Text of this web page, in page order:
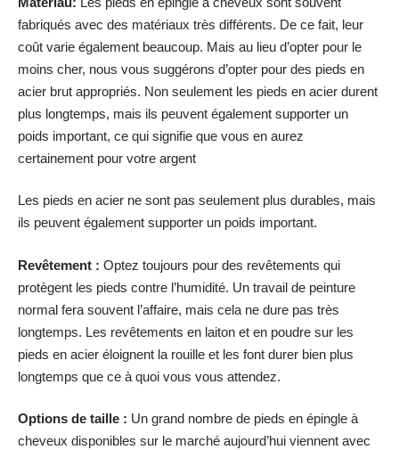
fabriqués avec des matériaux très différents. De ce fait, leur
coût varie également beaucoup. Mais au lieu d’opter pour le
moins cher, nous vous suggérons d’opter pour des pieds en
acier brut appropriés. Non seulement les pieds en acier durent
plus longtemps, mais ils peuvent également supporter un
poids important, ce qui signifie que vous en aurez
certainement pour votre argent
Les pieds en acier ne sont pas seulement plus durables, mais
ils peuvent également supporter un poids important.
Revêtement : Optez toujours pour des revêtements qui
protègent les pieds contre l’humidité. Un travail de peinture
normal fera souvent l’affaire, mais cela ne dure pas très
longtemps. Les revêtements en laiton et en poudre sur les
pieds en acier éloignent la rouille et les font durer bien plus
longtemps que ce à quoi vous vous attendez.
Options de taille : Un grand nombre de pieds en épingle à
cheveux disponibles sur le marché aujourd’hui viennent avec